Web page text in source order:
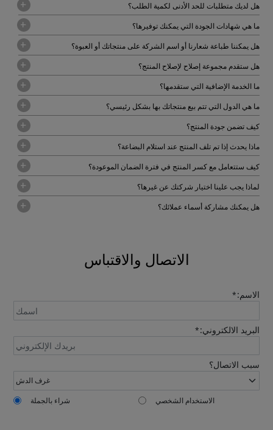
هل لديك متطلبات للحد الأدنى لكمية الطلب؟
ما هي شهادات الجودة التي يمكنك توفيرها؟
هل يمكننا طباعة شعارنا أو اسم الشركة على منتجاتك أو العبوة؟
هل ستقدم مجموعة إصلاح لإصلاح المنتج؟
ما الخدمة الإضافية التي ستقدمها؟
ما هي الدول التي تتم بيع منتجاتك بها بشكل رئيسي؟
كيف تضمن جودة المنتج؟
ماذا يحدث إذا تم تلف المنتج عند استلام البضاعة؟
كيف ستتعامل مع كسر المنتج في فترة الضمان الموعودة؟
لماذا يجب علينا اختيار شركتك عن غيرها؟
هل يمكنك مشاركة أسماء عملائك؟
الاتصال والاقتباس
الاسم:*
البريد الالكتروني:*
سبب الاتصال؟
شراء بالجملة الاستخدام الشخصي